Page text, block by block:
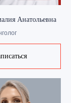
Анатольевна